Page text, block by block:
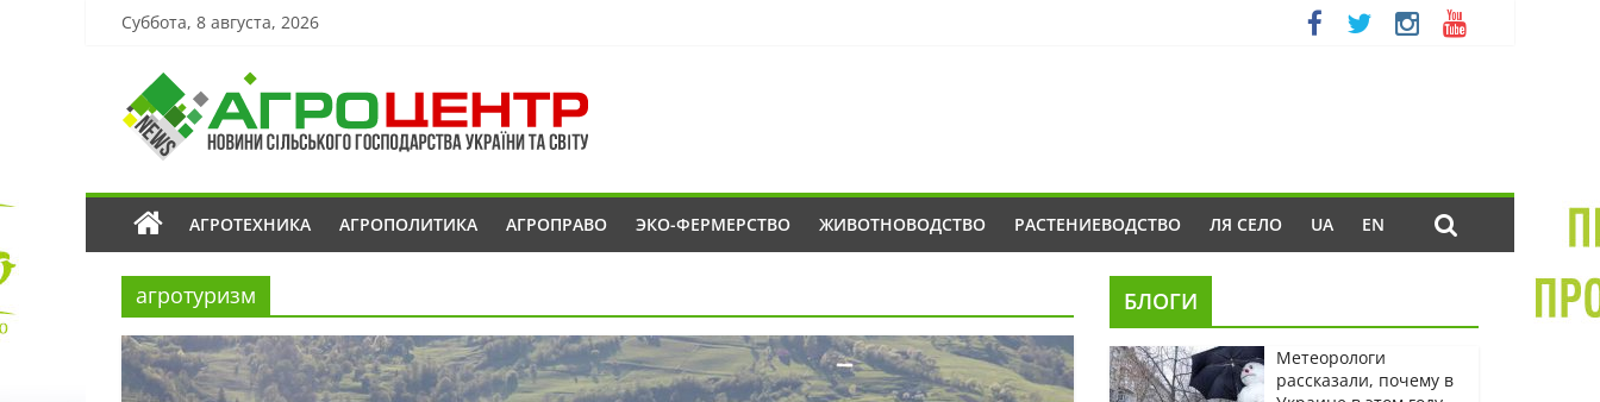
Суббота, 8 августа, 2026
АГРОТЕХНИКА АГРОПОЛИТИКА АГРОПРАВО ЭКО-ФЕРМЕРСТВО ЖИВОТНОВОДСТВО РАСТЕНИЕВОДСТВО ЛЯ СЕЛО UA EN
агротуризм БЛОГИ
Метеорологи
рассказали, почему в